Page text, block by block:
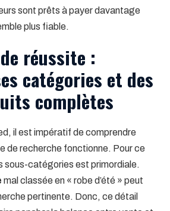
sont prêts à payer davantage
plus fiable.
réussite :
catégories et des
complètes
il est impératif de comprendre
de recherche fonctionne. Pour ce
sous-catégories est primordiale.
mal classée en « robe d’été » peut
pertinente. Donc, ce détail